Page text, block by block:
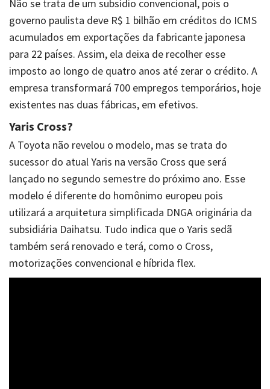
Não se trata de um subsídio convencional, pois o
governo paulista deve R$ 1 bilhão em créditos do ICMS
acumulados em exportações da fabricante japonesa
para 22 países. Assim, ela deixa de recolher esse
imposto ao longo de quatro anos até zerar o crédito. A
empresa transformará 700 empregos temporários, hoje
existentes nas duas fábricas, em efetivos.
Yaris Cross?
A Toyota não revelou o modelo, mas se trata do
sucessor do atual Yaris na versão Cross que será
lançado no segundo semestre do próximo ano. Esse
modelo é diferente do homônimo europeu pois
utilizará a arquitetura simplificada DNGA originária da
subsidiária Daihatsu. Tudo indica que o Yaris sedã
também será renovado e terá, como o Cross,
motorizações convencional e híbrida flex.